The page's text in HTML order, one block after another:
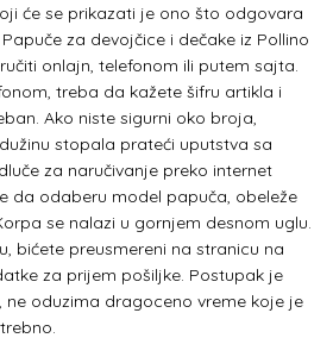
će se prikazati je ono što odgovara
za devojčice i dečake iz Pollino
onlajn, telefonom ili putem sajta.
treba da kažete šifru artikla i
Ako niste sigurni oko broja,
stopala prateći uputstva sa
za naručivanje preko internet
da odaberu model papuča, obeleže
se nalazi u gornjem desnom uglu.
bićete preusmereni na stranicu na
za prijem pošiljke. Postupak je
ne oduzima dragoceno vreme koje je